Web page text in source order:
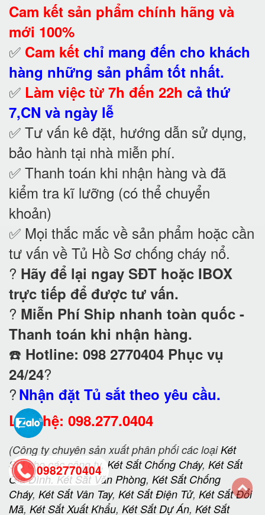
Cam kết sản phẩm chính hãng và
mới 100%
✅ Cam kết chỉ mang đến cho khách
hàng những sản phẩm tốt nhất.
✅ Làm việc từ 7h đến 22h cả thứ
7,CN và ngày lễ
✅ Tư vấn kê đặt, hướng dẫn sử dụng,
bảo hành tại nhà miễn phí.
✅ Thanh toán khi nhận hàng và đã
kiểm tra kĩ lưỡng (có thể chuyển
khoản)
✅ Mọi thắc mắc về sản phẩm hoặc cần
tư vấn về Tủ Hồ Sơ chống cháy nổ.
? Hãy để lại ngay SĐT hoặc IBOX
trực tiếp để được tư vấn.
? Miễn Phí Ship nhanh toàn quốc -
Thanh toán khi nhận hàng.
☎️ Hotline: 098 2770404 Phục vụ
24/24?
?Nhận đặt Tủ sắt theo yêu cầu.
Liên hệ: 098.277.0404
(Công ty chuyên sản xuất phân phối các loạiKét
Sắtcho các công ty, Két Sắt Chống Cháy, Két Sắt
Gia Đình,Két Sắt Văn Phòng, Két Sắt Chống
Cháy, Két Sắt Vân Tay, Két Sắt Điện Tử, Két Sắt Đổi
Mã, Két Sắt Xuất Khẩu, Két Sắt Dự Án, Két Sắt
0982770404